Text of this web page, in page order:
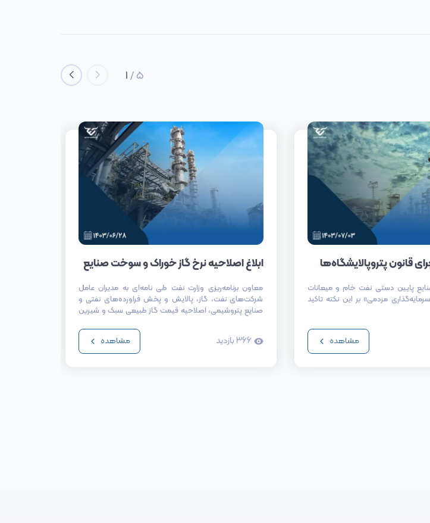
قانون پتروپالایشگاه‌ها
پایین دستی نفت خام و میعانات
مردمی» بر این نکته تاکید
مشاهده
ابلاغ اصلاحیه نرخ گاز خوراک و سوخت صنایع
معاون برنامه‌ریزی وزارت نفت طی نامه‌ای به مدیران عامل
شرکت‌های نفت، گاز، پالایش و پخش فراورده‌های نفتی و
صنایع پتروشیمی، اصلاحیه قیمت گاز طبیعی سبک و شیرین
366 بازدید مشاهده
1/5